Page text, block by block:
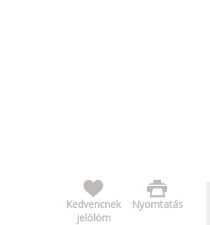
Nyomtatás
Kedvencnek
jelölöm